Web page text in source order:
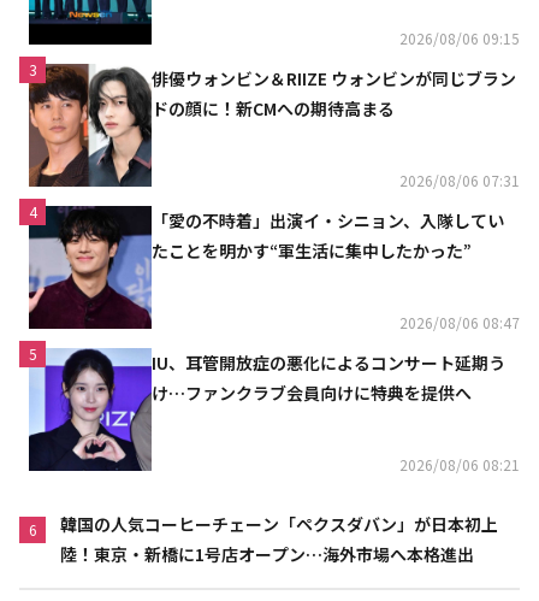
2026/08/06 09:15
3
俳優ウォンビン＆RIIZE ウォンビンが同じブラン
ドの顔に！新CMへの期待高まる
2026/08/06 07:31
4
「愛の不時着」出演イ・シニョン、入隊してい
たことを明かす“軍生活に集中したかった”
2026/08/06 08:47
5
IU、耳管開放症の悪化によるコンサート延期う
け…ファンクラブ会員向けに特典を提供へ
2026/08/06 08:21
6
韓国の人気コーヒーチェーン「ペクスダバン」が日本初上
陸！東京・新橋に1号店オープン…海外市場へ本格進出